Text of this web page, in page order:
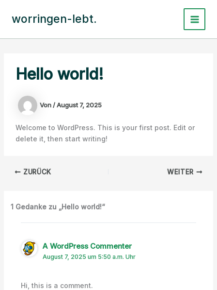
Inhaltworringen-lebt.
Main
Hello world!
Von/August 7, 2025
Welcome to WordPress. This is your first post. Edit or
delete it, then start writing!
ZURÜCK WEITER
1 Gedanke zu „Hello world!“
A WordPress Commenter
August 7, 2025 um 5:50 a.m. Uhr
Hi, this is a comment.